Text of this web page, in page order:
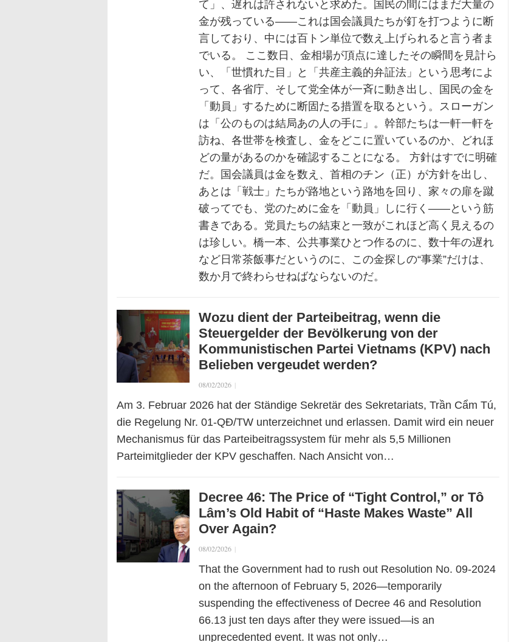
て」、遅れは許されないと求めた。国民の間にはまだ大量の
金が残っている――これは国会議員たちが釘を打つように断
言しており、中には百トン単位で数え上げられると言う者ま
でいる。 ここ数日、金相場が頂点に達したその瞬間を見計ら
い、「世慣れた目」と「共産主義的弁証法」という思考によ
って、各省庁、そして党全体が一斉に動き出し、国民の金を
「動員」するために断固たる措置を取るという。スローガン
は「公のものは結局あの人の手に」。幹部たちは一軒一軒を
訪ね、各世帯を検査し、金をどこに置いているのか、どれほ
どの量があるのかを確認することになる。 方針はすでに明確
だ。国会議員は金を数え、首相のチン（正）が方針を出し、
あとは「戦士」たちが路地という路地を回り、家々の扉を蹴
破ってでも、党のために金を「動員」しに行く――という筋
書きである。党員たちの結束と一致がこれほど高く見えるの
は珍しい。橋一本、公共事業ひとつ作るのに、数十年の遅れ
など日常茶飯事だというのに、この金探しの“事業”だけは、
数か月で終わらせねばならないのだ。
Wozu dient der Parteibeitrag, wenn die
Steuergelder der Bevölkerung von der
Kommunistischen Partei Vietnams (KPV) nach
Belieben vergeudet werden?
08/02/2026 |
Am 3. Februar 2026 hat der Ständige Sekretär des Sekretariats, Trần Cẩm Tú,
die Regelung Nr. 01-QĐ/TW unterzeichnet und erlassen. Damit wird ein neuer
Mechanismus für das Parteibeitragssystem für mehr als 5,5 Millionen
Parteimitglieder der KPV geschaffen. Nach Ansicht von…
Decree 46: The Price of “Tight Control,” or Tô
Lâm’s Old Habit of “Haste Makes Waste” All
Over Again?
08/02/2026 |
That the Government had to rush out Resolution No. 09-2024
on the afternoon of February 5, 2026—temporarily
suspending the effectiveness of Decree 46 and Resolution
66.13 just ten days after they were issued—is an
unprecedented event. It was not only…